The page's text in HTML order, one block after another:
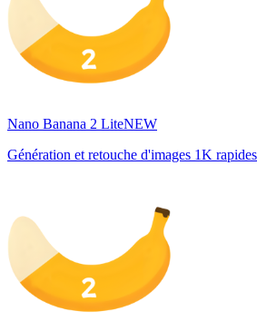
Nano Banana 2 LiteNEW
Génération et retouche d'images 1K